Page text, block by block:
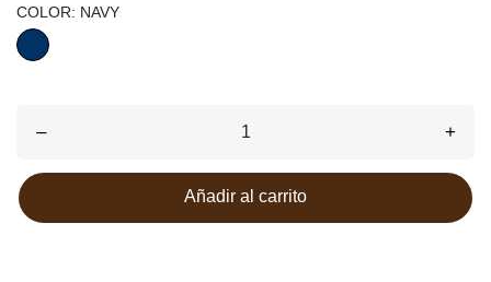
COLOR: NAVY
NAVY
– +
Añadir al carrito